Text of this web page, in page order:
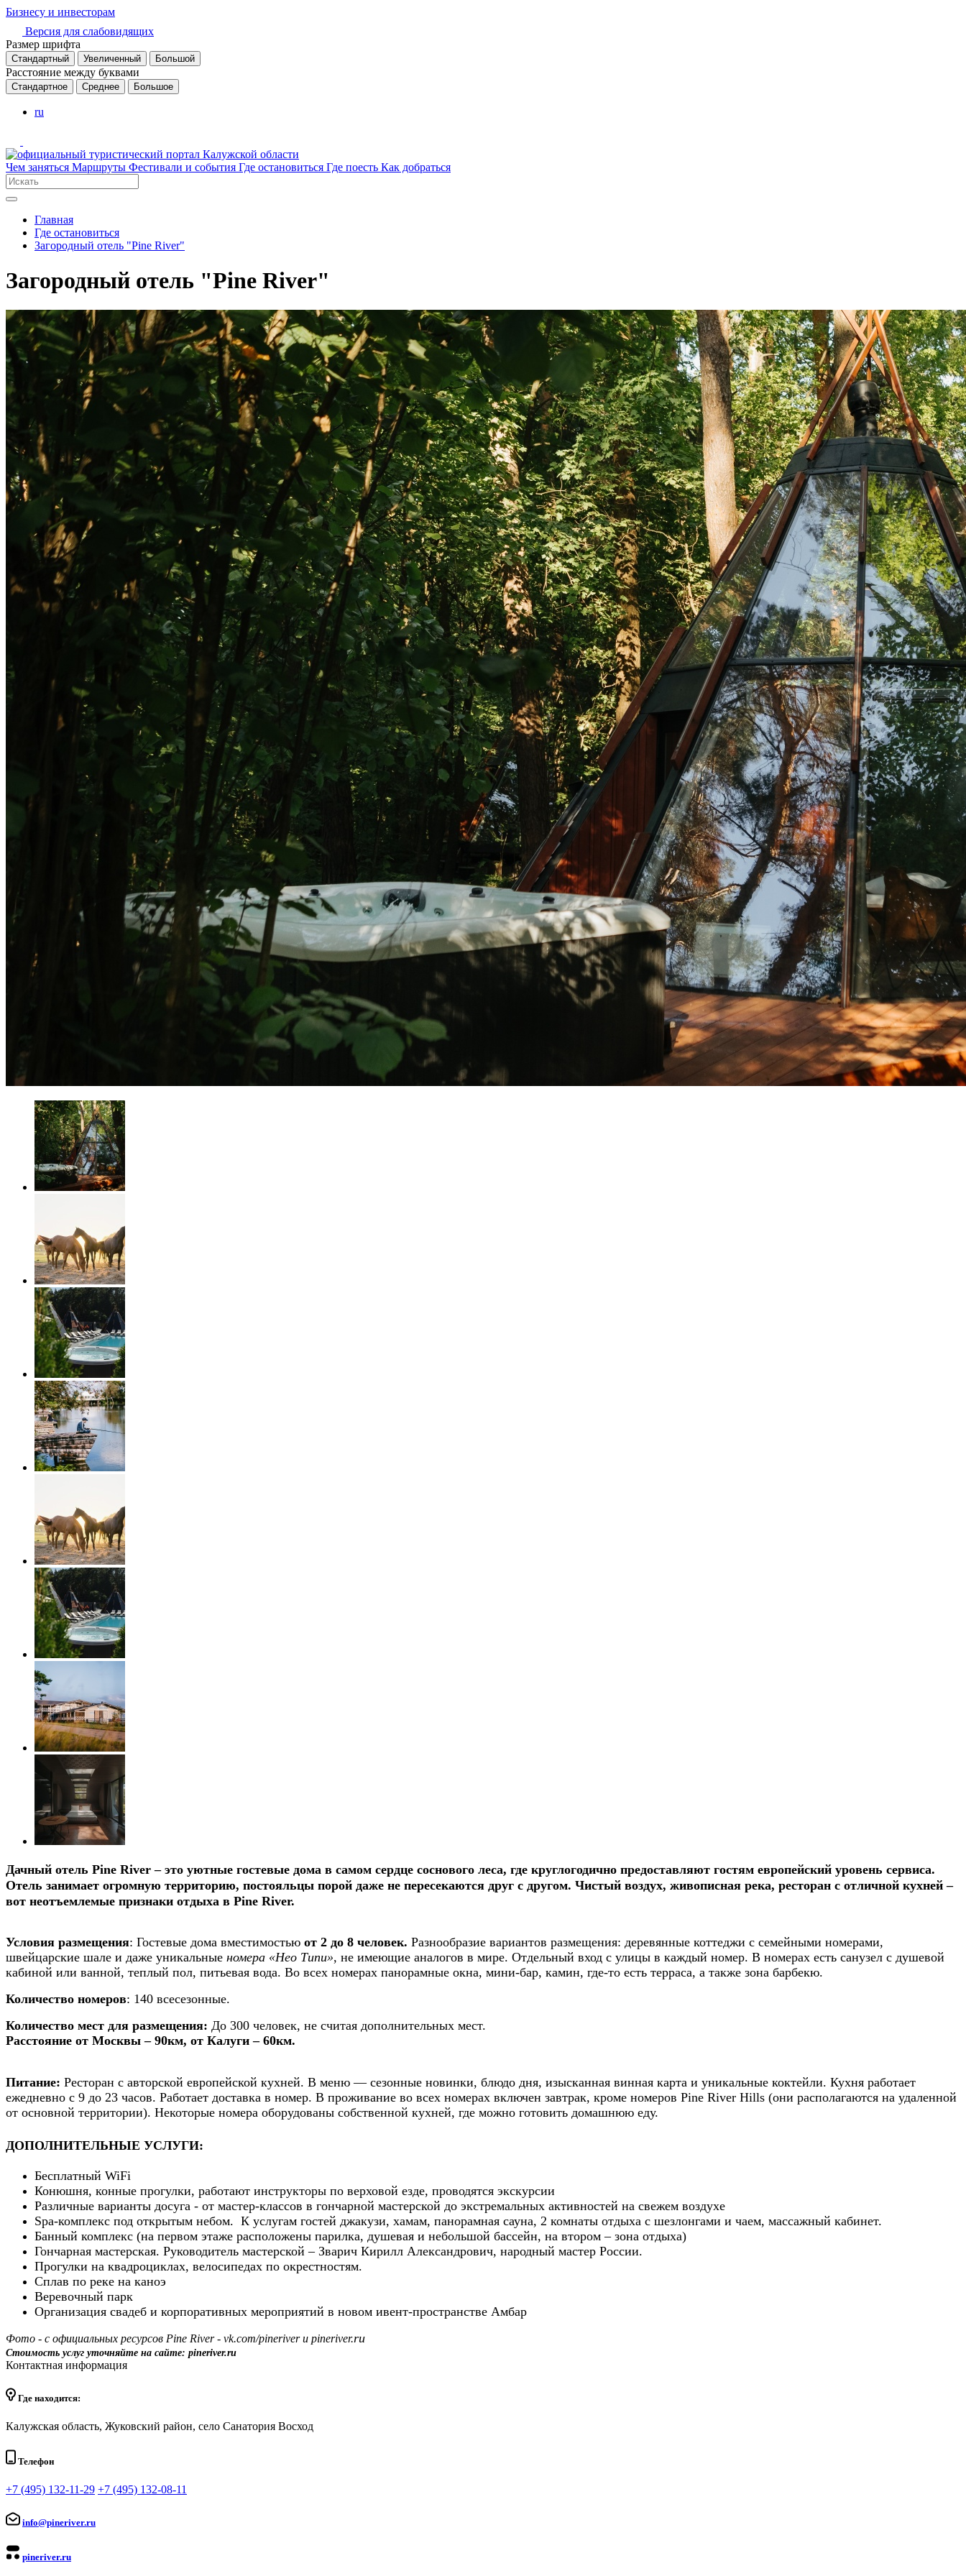
Бизнесу и инвесторам
Версия для слабовидящих
Размер шрифта
Стандартный Увеличенный Большой
Расстояние между буквами
Стандартное Среднее Большое
ru
Чем заняться Маршруты Фестивали и события Где остановиться Где поесть Как добраться
Главная
Где остановиться
Загородный отель "Pine River"
Загородный отель "Pine River"
Дачный отель Pine River – это уютные гостевые дома в самом сердце соснового леса, где круглогодично предоставляют гостям европейский уровень сервиса.
Отель занимает огромную территорию, постояльцы порой даже не пересекаются друг с другом. Чистый воздух, живописная река, ресторан с отличной кухней –
вот неотъемлемые признаки отдыха в Pine River.
Условия размещения: Гостевые дома вместимостью от 2 до 8 человек. Разнообразие вариантов размещения: деревянные коттеджи с семейными номерами,
швейцарские шале и даже уникальные номера «Нео Типи», не имеющие аналогов в мире. Отдельный вход с улицы в каждый номер. В номерах есть санузел с душевой
кабиной или ванной, теплый пол, питьевая вода. Во всех номерах панорамные окна, мини-бар, камин, где-то есть терраса, а также зона барбекю.
Количество номеров: 140 всесезонные.
Количество мест для размещения: До 300 человек, не считая дополнительных мест.
Расстояние от Москвы – 90км, от Калуги – 60км.
Питание: Ресторан с авторской европейской кухней. В меню — сезонные новинки, блюдо дня, изысканная винная карта и уникальные коктейли. Кухня работает
ежедневно с 9 до 23 часов. Работает доставка в номер. В проживание во всех номерах включен завтрак, кроме номеров Pine River Hills (они располагаются на удаленной
от основной территории). Некоторые номера оборудованы собственной кухней, где можно готовить домашнюю еду.
ДОПОЛНИТЕЛЬНЫЕ УСЛУГИ:
Бесплатный WiFi
Конюшня, конные прогулки, работают инструкторы по верховой езде, проводятся экскурсии
Различные варианты досуга - от мастер-классов в гончарной мастерской до экстремальных активностей на свежем воздухе
Spa-комплекс под открытым небом. К услугам гостей джакузи, хамам, панорамная сауна, 2 комнаты отдыха с шезлонгами и чаем, массажный кабинет.
Банный комплекс (на первом этаже расположены парилка, душевая и небольшой бассейн, на втором – зона отдыха)
Гончарная мастерская. Руководитель мастерской – Зварич Кирилл Александрович, народный мастер России.
Прогулки на квадроциклах, велосипедах по окрестностям.
Сплав по реке на каноэ
Веревочный парк
Организация свадеб и корпоративных мероприятий в новом ивент-пространстве Амбар
Фото - с официальных ресурсов Pine River - vk.com/pineriver и pineriver.ru
Стоимость услуг уточняйте на сайте: pineriver.ru
Контактная информация
Где находится:
Калужская область, Жуковский район, село Санатория Восход
Телефон
+7 (495) 132-11-29 +7 (495) 132-08-11
info@pineriver.ru
pineriver.ru